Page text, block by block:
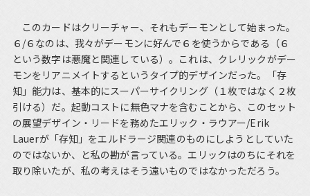
このカードはクリーチャー、それもデーモンとして始まった。
６/６なのは、我々がデーモンに好んで６を使うからである（６
という数字は悪魔と関連している）。これは、クレリックがデー
モンをリアニメイトするというタイプ的デザインだった。「存
知」能力は、基本的にスーパーサイクリング（１枚ではなく２枚
引ける）だ。起動コストに無色マナを含むことから、このセット
の展望デザイン・リードを務めたエリック・ラウアー/Erik
Lauerが「存知」をエルドラージ関連のものにしようとしていた
のではないか、と私の勘が言っている。エリックはのちにそれを
取り除いたが、私の考えはそう遠いものではなかっただろう。